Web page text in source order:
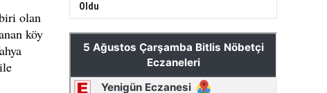
olan
köy
Oldu